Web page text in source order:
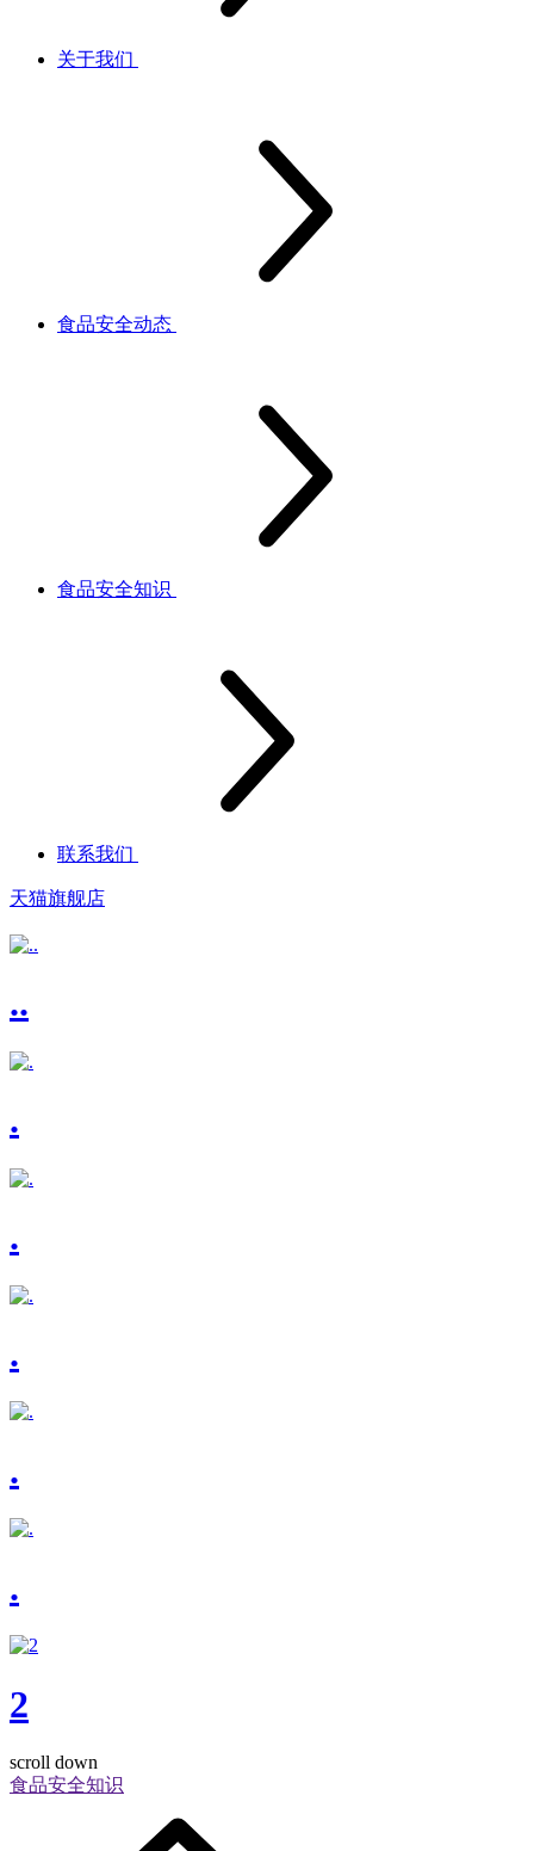
关于我们
食品安全动态
食品安全知识
联系我们
天猫旗舰店
..
.
.
.
.
.
2
scroll down
食品安全知识